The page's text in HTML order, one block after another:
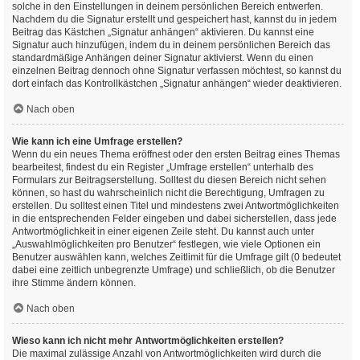
solche in den Einstellungen in deinem persönlichen Bereich entwerfen.
Nachdem du die Signatur erstellt und gespeichert hast, kannst du in jedem
Beitrag das Kästchen „Signatur anhängen“ aktivieren. Du kannst eine
Signatur auch hinzufügen, indem du in deinem persönlichen Bereich das
standardmäßige Anhängen deiner Signatur aktivierst. Wenn du einen
einzelnen Beitrag dennoch ohne Signatur verfassen möchtest, so kannst du
dort einfach das Kontrollkästchen „Signatur anhängen“ wieder deaktivieren.
Nach oben
Wie kann ich eine Umfrage erstellen?
Wenn du ein neues Thema eröffnest oder den ersten Beitrag eines Themas
bearbeitest, findest du ein Register „Umfrage erstellen“ unterhalb des
Formulars zur Beitragserstellung. Solltest du diesen Bereich nicht sehen
können, so hast du wahrscheinlich nicht die Berechtigung, Umfragen zu
erstellen. Du solltest einen Titel und mindestens zwei Antwortmöglichkeiten
in die entsprechenden Felder eingeben und dabei sicherstellen, dass jede
Antwortmöglichkeit in einer eigenen Zeile steht. Du kannst auch unter
„Auswahlmöglichkeiten pro Benutzer“ festlegen, wie viele Optionen ein
Benutzer auswählen kann, welches Zeitlimit für die Umfrage gilt (0 bedeutet
dabei eine zeitlich unbegrenzte Umfrage) und schließlich, ob die Benutzer
ihre Stimme ändern können.
Nach oben
Wieso kann ich nicht mehr Antwortmöglichkeiten erstellen?
Die maximal zulässige Anzahl von Antwortmöglichkeiten wird durch die